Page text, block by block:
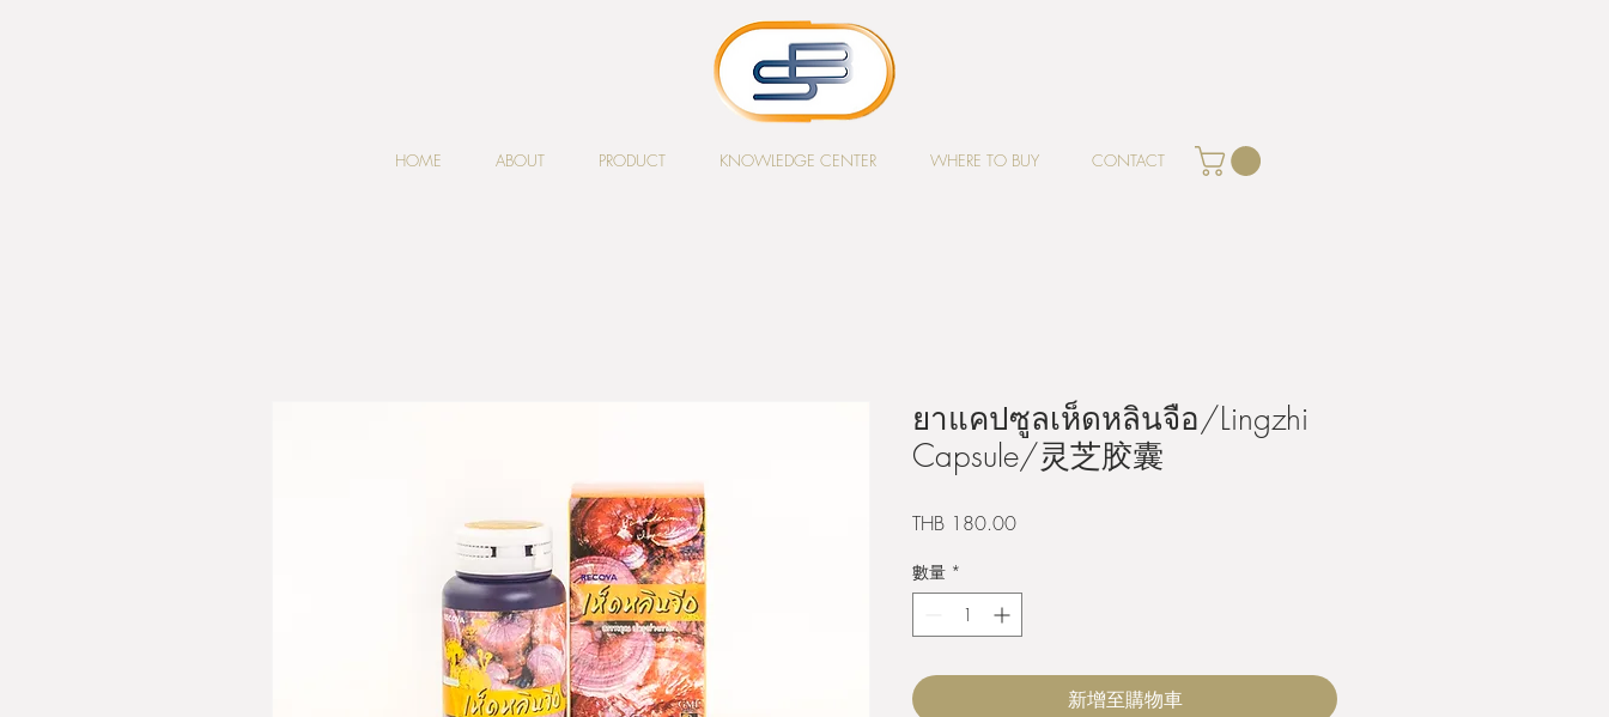
HOME ABOUT PRODUCT KNOWLEDGE CENTER WHERE TO BUY CONTACT
ยาแคปซูลเห็ดหลินจือ/Lingzhi
Capsule/灵芝胶囊
THB 180.00價
數量 *
新增至購物車